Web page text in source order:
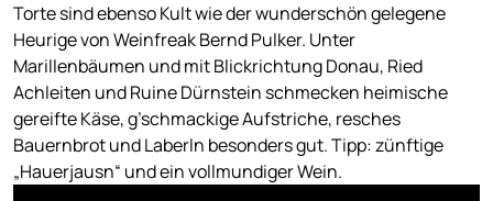
Torte sind ebenso Kult wie der wunderschön gelegene
Heurige von Weinfreak Bernd Pulker. Unter
Marillenbäumen und mit Blickrichtung Donau, Ried
Achleiten und Ruine Dürnstein schmecken heimische
gereifte Käse, g’schmackige Aufstriche, resches
Bauernbrot und Laberln besonders gut. Tipp: zünftige
„Hauerjausn“ und ein vollmundiger Wein.